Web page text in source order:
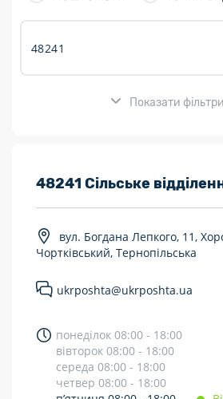
Показати фільтри
Розклад роботи:
Працюють після 19:00
Укрпошта Експрес/тариф
Укрпошта Стандарт/тариф
48241 Сільське
вул. Богдана Лепкого, 11,
Чортківський, Тернопільська
ukrposhta@ukrposhta.ua
понеділок 08:00 - 18:00
вівторок 08:00 - 18:00
середа 08:00 - 18:00
четвер 08:00 - 18:00